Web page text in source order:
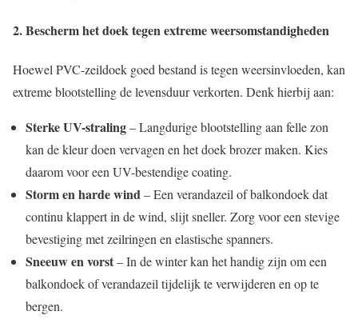
2. Bescherm het doek tegen extreme weersomstandigheden
Hoewel PVC-zeildoek goed bestand is tegen weersinvloeden, kan
extreme blootstelling de levensduur verkorten. Denk hierbij aan:
Sterke UV-straling– Langdurige blootstelling aan felle zon
kan de kleur doen vervagen en het doek brozer maken. Kies
daarom voor een UV-bestendige coating.
Storm en harde wind– Een verandazeil of balkondoek dat
continu klappert in de wind, slijt sneller. Zorg voor een stevige
bevestiging met zeilringen en elastische spanners.
Sneeuw en vorst– In de winter kan het handig zijn om een
balkondoek of verandazeil tijdelijk te verwijderen en op te
bergen.